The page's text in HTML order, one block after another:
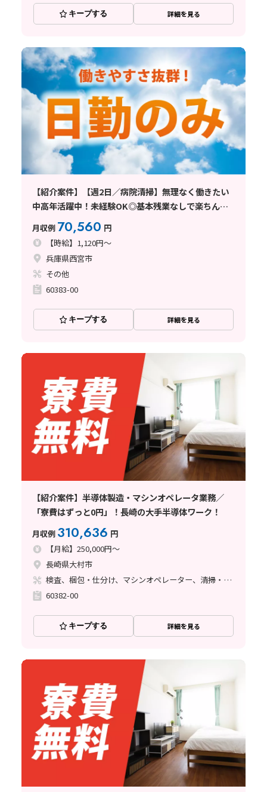
キープする 詳細を見る
【紹介案件】【週2日／病院清掃】無理なく働きたい
中高年活躍中！未経験OK◎基本残業なしで楽ちん勤
月収例 70,560 円
【時給】1,120円～
兵庫県西宮市
その他
60383-00
キープする 詳細を見る
【紹介案件】半導体製造・マシンオペレータ業務／
「寮費はずっと0円」！長崎の大手半導体ワーク！
月収例 310,636 円
【月給】250,000円～
長崎県大村市
検査、梱包・仕分け、マシンオペレーター、清掃・洗浄
60382-00
キープする 詳細を見る